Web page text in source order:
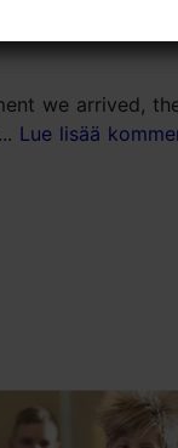
we arrived,
Lue lisää